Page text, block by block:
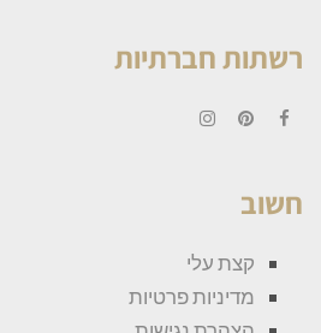
רשתות חברתיות
חשוב
קצת עלי
מדיניות פרטיות